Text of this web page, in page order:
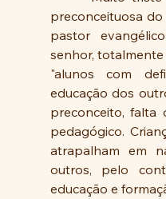
preconceituosa
pastor
senhor,
"alunos com
educação dos
preconceito, falta
pedagógico.
atrapalham em
outros, pelo
educação e